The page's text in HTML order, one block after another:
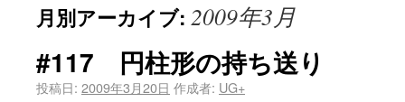
月別アーカイブ: 2009年3月
#117 円柱形の持ち送り
投稿日: 2009年3月20日 作成者: UG+